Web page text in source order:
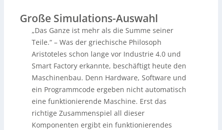
Große Simulations-Auswahl
„Das Ganze ist mehr als die Summe seiner
Teile.“ – Was der griechische Philosoph
Aristoteles schon lange vor Industrie 4.0 und
Smart Factory erkannte, beschäftigt heute den
Maschinenbau. Denn Hardware, Software und
ein Programmcode ergeben nicht automatisch
eine funktionierende Maschine. Erst das
richtige Zusammenspiel all dieser
Komponenten ergibt ein funktionierendes